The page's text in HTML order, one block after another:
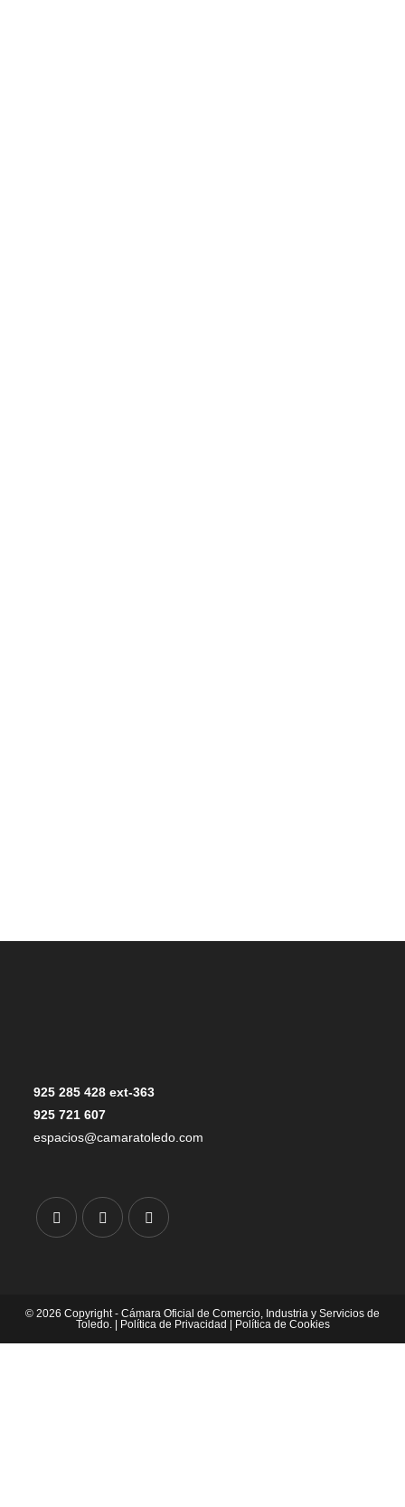
925 285 428 ext-363
925 721 607
espacios@camaratoledo.com
© 2026 Copyright - Cámara Oficial de Comercio, Industria y Servicios de
Toledo. | Política de Privacidad | Política de Cookies